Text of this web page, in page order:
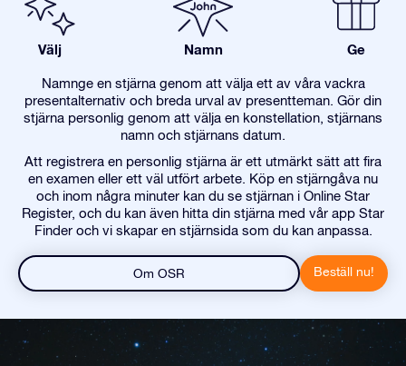
Välj Namn Ge
Namnge en stjärna genom att välja ett av våra vackra
presentalternativ och breda urval av presentteman. Gör din
stjärna personlig genom att välja en konstellation, stjärnans
namn och stjärnans datum.
Att registrera en personlig stjärna är ett utmärkt sätt att fira
en examen eller ett väl utfört arbete. Köp en stjärngåva nu
och inom några minuter kan du se stjärnan i Online Star
Register, och du kan även hitta din stjärna med vår app Star
Finder och vi skapar en stjärnsida som du kan anpassa.
Om OSR Beställ nu!